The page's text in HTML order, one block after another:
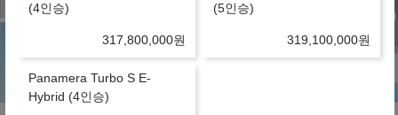
(4인승)
317,800,000원
(5인승)
319,100,000원
Panamera Turbo S E-
Hybrid (4인승)